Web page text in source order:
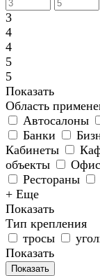
3
4
4
5
5
Показать
Область
Автосалоны
Банки
Кабинеты
объекты
Рестораны
+ Еще
Показать
Тип крепления
тросы
Показать
Показать